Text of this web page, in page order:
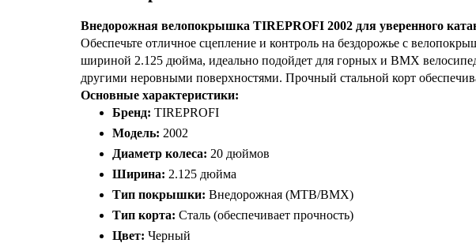
Внедорожная велопокрышка TIREPROFI 2002 для уверенного
Обеспечьте отличное сцепление и контроль на бездорожье с
шириной 2.125 дюйма, идеально подойдет для горных и BMX
другими неровными поверхностями. Прочный стальной корт
Основные характеристики:
Бренд: TIREPROFI
Модель: 2002
Диаметр колеса: 20 дюймов
Ширина: 2.125 дюйма
Тип покрышки: Внедорожная (MTB/BMX)
Тип корта: Сталь (обеспечивает прочность)
Цвет: Черный